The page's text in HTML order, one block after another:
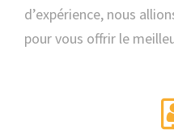
d’expérience, nous
pour vous offrir le